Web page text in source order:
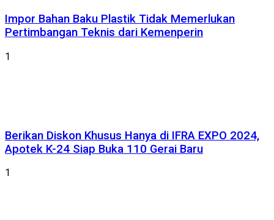
Impor Bahan Baku Plastik Tidak Memerlukan
Pertimbangan Teknis dari Kemenperin
1
Berikan Diskon Khusus Hanya di IFRA EXPO 2024,
Apotek K-24 Siap Buka 110 Gerai Baru
1